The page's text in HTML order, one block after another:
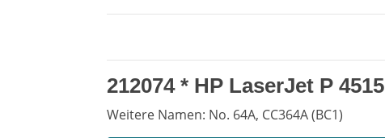
212074 * HP LaserJet P 4515
Weitere Namen: No. 64A, CC364A (BC1)